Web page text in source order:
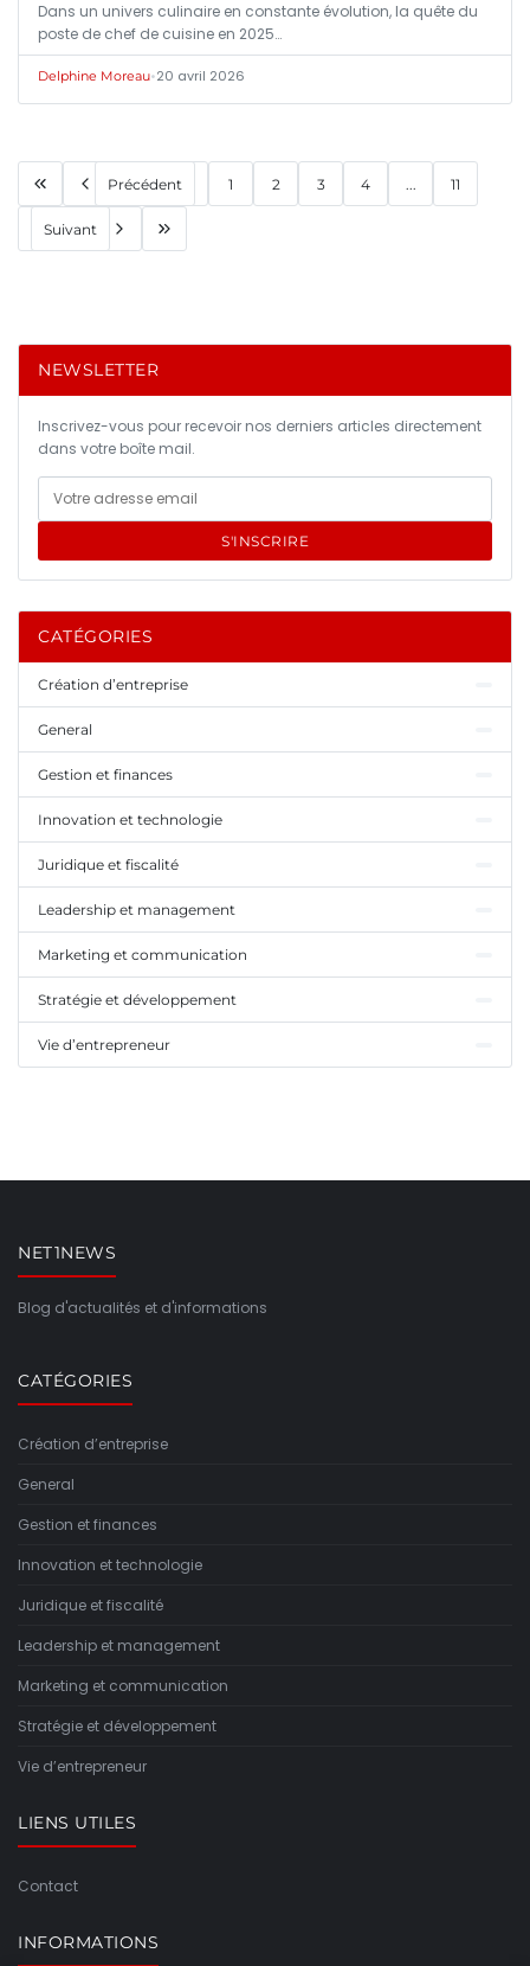
Dans un univers culinaire en constante évolution, la quête du
poste de chef de cuisine en 2025…
Delphine Moreau•20 avril 2026
Précédent 1 2 3 4 ... 11
Suivant
NEWSLETTER
Inscrivez-vous pour recevoir nos derniers articles directement
dans votre boîte mail.
S'INSCRIRE
CATÉGORIES
Création d’entreprise
General
Gestion et finances
Innovation et technologie
Juridique et fiscalité
Leadership et management
Marketing et communication
Stratégie et développement
Vie d’entrepreneur
NET1NEWS
Blog d'actualités et d'informations
CATÉGORIES
Création d’entreprise
General
Gestion et finances
Innovation et technologie
Juridique et fiscalité
Leadership et management
Marketing et communication
Stratégie et développement
Vie d’entrepreneur
LIENS UTILES
Contact
INFORMATIONS